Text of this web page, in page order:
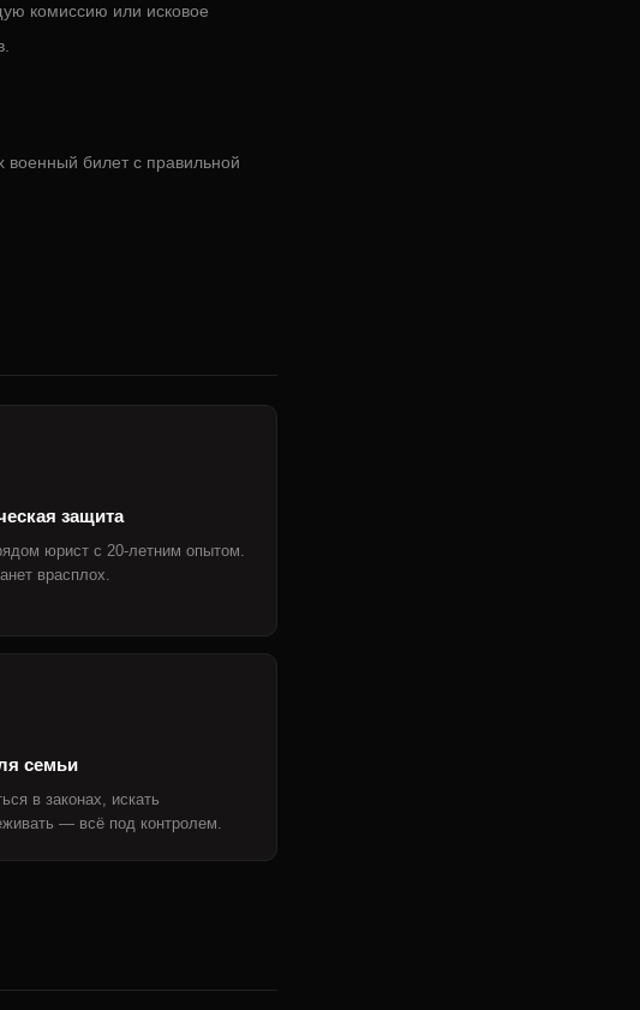
комиссию или исковое
военный билет с правильной
защита
юрист с 20-летним опытом.
врасплох.
семьи
в законах, искать
— всё под контролем.